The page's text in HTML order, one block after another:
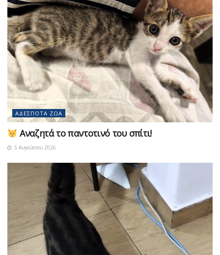
ΑΔΈΣΠΟΤΑ ΖΏΑ
Αναζητά το παντοτινό του σπίτι!
5 Αυγούστου 2026